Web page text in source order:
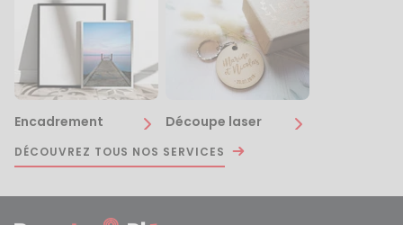
Encadrement Découpe laser
DÉCOUVREZ TOUS NOS SERVICES